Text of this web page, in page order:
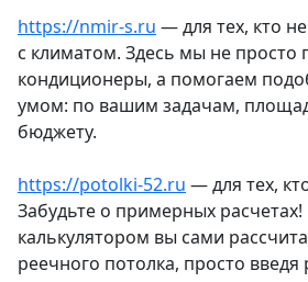
https://nmir-s.ru — для тех, кто
с климатом. Здесь мы не просто
кондиционеры, а помогаем
умом: по вашим задачам,
бюджету.
https://potolki-52.ru — для тех,
Забудьте о примерных
калькулятором вы сами
реечного потолка, просто